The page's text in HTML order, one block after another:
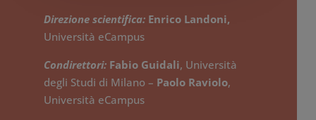
visibile dello spazio digitale. Come in
quelli naturali e sociali, anche in questo
ecosistema tecnologico esistono fattori
che instaurano relazioni generando
un’esperienza digitale che ciascuno di noi
Direzione scientifica: Enrico Landoni,
Università eCampus
Condirettori: Fabio Guidali, Università
degli Studi di Milano – Paolo Raviolo,
Università eCampus